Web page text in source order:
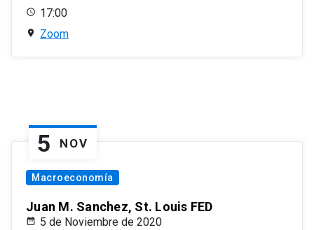
17:00
Zoom
5 NOV
Macroeconomía
Juan M. Sanchez, St. Louis FED
5 de Noviembre de 2020